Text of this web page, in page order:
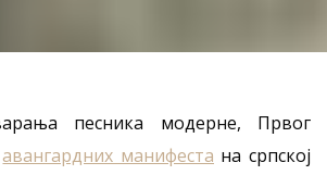
песника модерне, Првог
авангардних манифеста на српској